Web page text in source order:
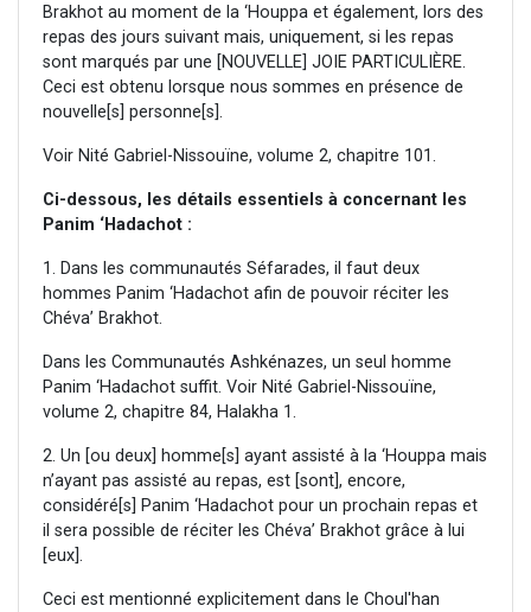
Brakhot au moment de la ‘Houppa et également, lors des
repas des jours suivant mais, uniquement, si les repas
sont marqués par une [NOUVELLE] JOIE PARTICULIÈRE.
Ceci est obtenu lorsque nous sommes en présence de
nouvelle[s] personne[s].
Voir Nité Gabriel-Nissouïne, volume 2, chapitre 101.
Ci-dessous, les détails essentiels à concernant les
Panim ‘Hadachot :
1. Dans les communautés Séfarades, il faut deux
hommes Panim ‘Hadachot afin de pouvoir réciter les
Chéva’ Brakhot.
Dans les Communautés Ashkénazes, un seul homme
Panim ‘Hadachot suffit. Voir Nité Gabriel-Nissouïne,
volume 2, chapitre 84, Halakha 1.
2. Un [ou deux] homme[s] ayant assisté à la ‘Houppa mais
n’ayant pas assisté au repas, est [sont], encore,
considéré[s] Panim ‘Hadachot pour un prochain repas et
il sera possible de réciter les Chéva’ Brakhot grâce à lui
[eux].
Ceci est mentionné explicitement dans le Choul'han